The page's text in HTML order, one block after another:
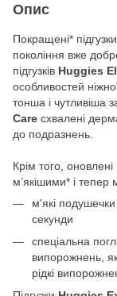
Опис
Покращені* підгузки
покоління вже
підгузків Huggies
особливостей
тонша і чутливіша
Care схвалені
до подразнень.
Крім того, оновлені
м’якішими* і тепер
м'які подушечки
секунди
спеціальна
випорожнень,
рідкі